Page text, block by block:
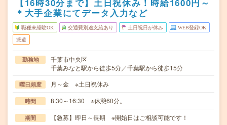
【16時30分まで】土日祝休み！時給1600円～
＊大手企業にてデータ入力など
職種未経験OK 交通費別途支給あり 土日祝日が休み WEB登録OK
派遣
勤務地
千葉市中央区
千葉みなと駅から徒歩5分／千葉駅から徒歩15分
曜日頻度 月～金 ※土日祝休み
時間 8:30～16:30 ※休憩60分。
期間 【急募】即日～長期 ※開始日はご相談可能です！